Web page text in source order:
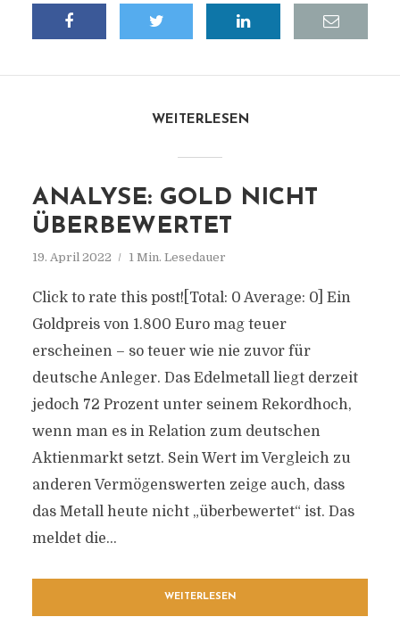
WEITERLESEN
ANALYSE: GOLD NICHT
ÜBERBEWERTET
19. April 2022 1 Min. Lesedauer
Click to rate this post![Total: 0 Average: 0] Ein
Goldpreis von 1.800 Euro mag teuer
erscheinen – so teuer wie nie zuvor für
deutsche Anleger. Das Edelmetall liegt derzeit
jedoch 72 Prozent unter seinem Rekordhoch,
wenn man es in Relation zum deutschen
Aktienmarkt setzt. Sein Wert im Vergleich zu
anderen Vermögenswerten zeige auch, dass
das Metall heute nicht „überbewertet“ ist. Das
meldet die...
WEITERLESEN